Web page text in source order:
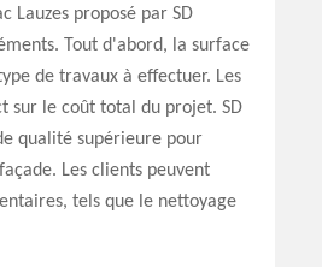
Lauzes proposé par SD
Tout d'abord, la surface
de travaux à effectuer. Les
sur le coût total du projet. SD
qualité supérieure pour
Les clients peuvent
tels que le nettoyage